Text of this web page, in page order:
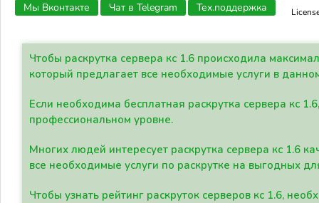
Мы Вконтакте Чат в Telegram Тех.поддержка
Чтобы раскрутка сервера кс 1.6 происходила
который предлагает все необходимые услуги в
Если необходима бесплатная раскрутка сервера кс
профессиональном уровне.
Многих людей интересует раскрутка сервера кс 1.6
все необходимые услуги по раскрутке на выгодных
Чтобы узнать рейтинг раскруток серверов кс 1.6,